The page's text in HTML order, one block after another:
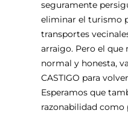
seguramente
eliminar el turismo
transportes
arraigo. Pero el que
normal y honesta,
CASTIGO para
Esperamos que
razonabilidad